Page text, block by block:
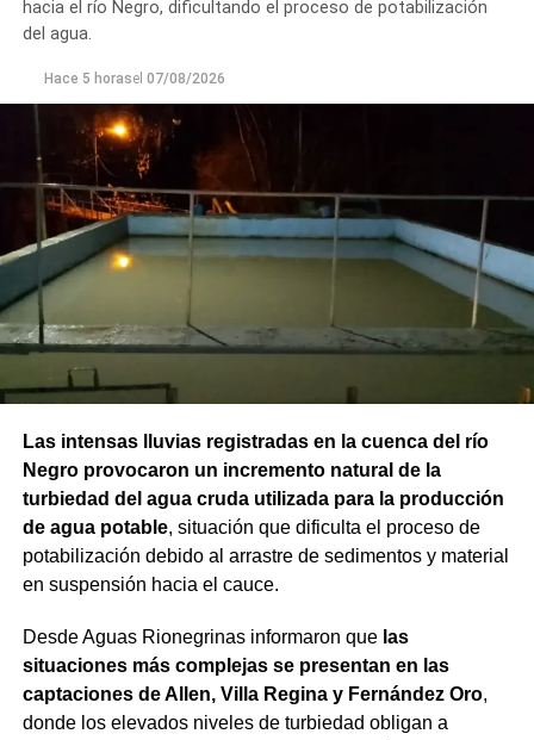
hacia el río Negro, dificultando el proceso de potabilización
del agua.
Hace 5 horasel 07/08/2026
Las intensas lluvias registradas en la cuenca del río
Negro provocaron un incremento natural de la
turbiedad del agua cruda utilizada para la producción
de agua potable, situación que dificulta el proceso de
potabilización debido al arrastre de sedimentos y material
en suspensión hacia el cauce.
Desde Aguas Rionegrinas informaron que las
situaciones más complejas se presentan en las
captaciones de Allen, Villa Regina y Fernández Oro,
donde los elevados niveles de turbiedad obligan a